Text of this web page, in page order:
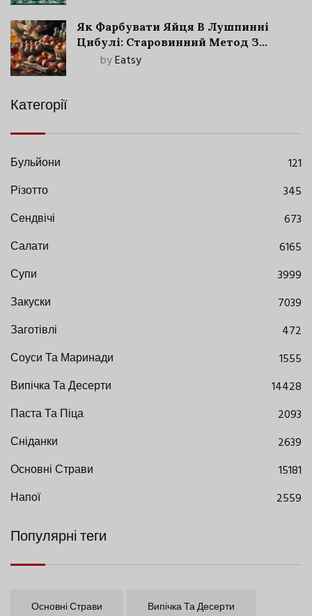
Як Фарбувати Яйця В Лушпинні
Цибулі: Старовинний Метод З
Сучасними Нюансами
byEatsy
Категорії
Бульйони
121
Різотто
345
Сендвічі
673
Салати
6165
Супи
3999
Закуски
7039
Заготівлі
472
Соуси Та Маринади
1555
Випічка Та Десерти
14428
Паста Та Піца
2093
Сніданки
2639
Основні Страви
15181
Напої
2559
Популярні теги
Основні Страви Випічка Та Десерти